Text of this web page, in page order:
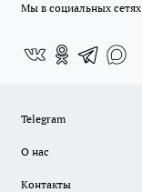
Мы в социальных сетях
Telegram
О нас
Контакты